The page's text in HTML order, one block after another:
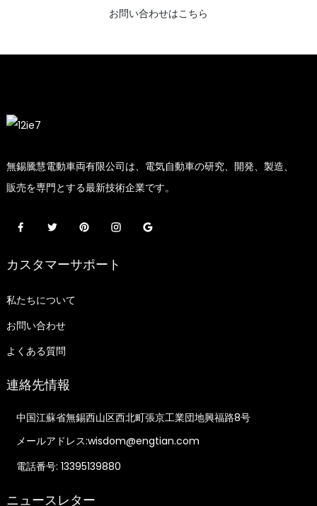
お問い合わせはこちら
無錫騰慧電動車両有限公司は、電気自動車の研究、開発、製造、
販売を専門とする最新技術企業です。
カスタマーサポート
私たちについて
お問い合わせ
よくある質問
連絡先情報
中国江蘇省無錫西山区西北町張京工業団地興福路8号
メールアドレス:wisdom@engtian.com
電話番号: 13395139880
ニュースレター